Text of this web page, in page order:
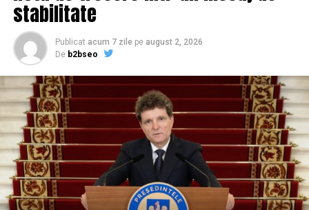
familii care au într-adevăr nevoie de
ajutor.
A fost un an greu, însă Crăciunul trebuie să însemne
decente. Din păcate, nu toată lumea se poate bucura de
luxul unui trai normal.
În satul Șipote, comuna lBăgești, județul Bacău, trei
fetițe, Narcisa, Miruna și Lorena, împreună cu mama lor
Lidia își duc traiul într-o căsuță dărăpănată, în care nu
există curent electric, dar pentru care plătesc lunar 400
de lei chirie.
stabilitate
Publicat acum 7 zile pe august 2, 2026
De b2bseo